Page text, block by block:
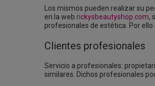
Los mismos pueden realizar su
en la web rickysbeautyshop.com,
profesionales de estética. Por
Clientes profesionales
Servicio a profesionales:
similares. Dichos profesionales